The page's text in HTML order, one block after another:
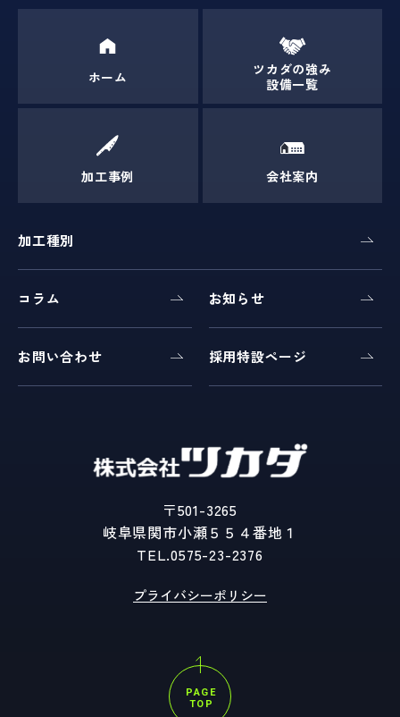
ホーム
ツカダの強み
設備一覧
加工事例 会社案内
加工種別
コラム お知らせ
お問い合わせ 採用特設ページ
〒501-3265
岐阜県関市小瀬５５４番地１
TEL.0575-23-2376
プライバシーポリシー
PAGE
TOP